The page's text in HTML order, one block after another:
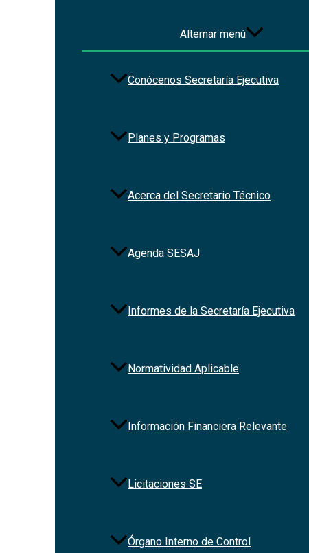
Alternar menú
Conócenos Secretaría Ejecutiva
Planes y Programas
Acerca del Secretario Técnico
Agenda SESAJ
Informes de la Secretaría Ejecutiva
Normatividad Aplicable
Información Financiera Relevante
Licitaciones SE
Órgano Interno de Control